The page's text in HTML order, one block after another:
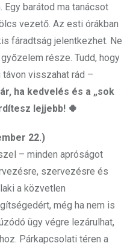
barátod ma tanácsot
vezető. Az esti órákban
fáradtság jelentkezhet. Ne
része. Tudd, hogy
visszahat rád –
ha kedvelés és a „sok
lejjebb! 🍀
22.)
– minden apróságot
szervezésre és
a közvetlen
még ha nem is
ügy végre lezárulhat,
Párkapcsolati téren a